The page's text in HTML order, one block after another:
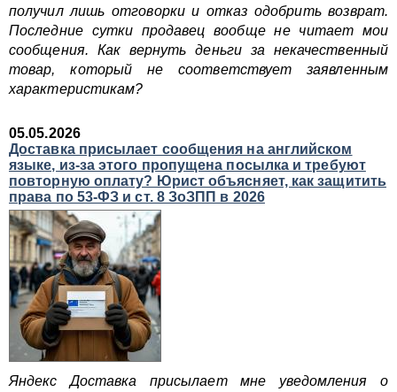
получил лишь отговорки и отказ одобрить возврат.
Последние сутки продавец вообще не читает мои
сообщения. Как вернуть деньги за некачественный
товар, который не соответствует заявленным
характеристикам?
05.05.2026
Доставка присылает сообщения на английском
языке, из-за этого пропущена посылка и требуют
повторную оплату? Юрист объясняет, как защитить
права по 53-ФЗ и ст. 8 ЗоЗПП в 2026
Яндекс Доставка присылает мне уведомления о